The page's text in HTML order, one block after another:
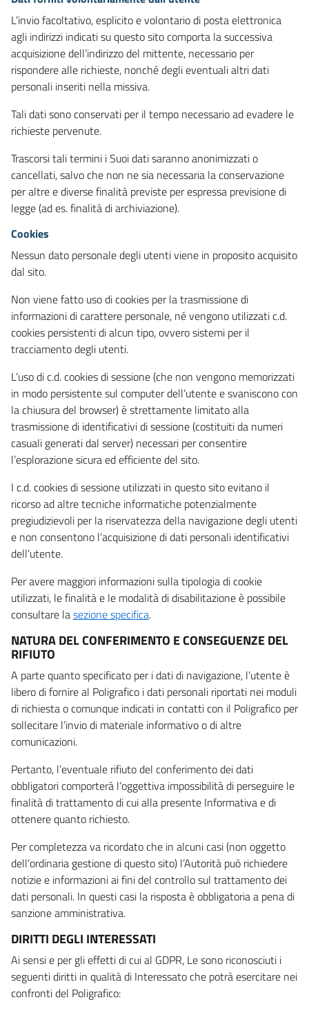
L’invio facoltativo, esplicito e volontario di posta elettronica
agli indirizzi indicati su questo sito comporta la successiva
acquisizione dell’indirizzo del mittente, necessario per
rispondere alle richieste, nonché degli eventuali altri dati
personali inseriti nella missiva.
Tali dati sono conservati per il tempo necessario ad evadere le
richieste pervenute.
Trascorsi tali termini i Suoi dati saranno anonimizzati o
cancellati, salvo che non ne sia necessaria la conservazione
per altre e diverse finalità previste per espressa previsione di
legge (ad es. finalità di archiviazione).
Cookies
Nessun dato personale degli utenti viene in proposito acquisito
dal sito.
Non viene fatto uso di cookies per la trasmissione di
informazioni di carattere personale, né vengono utilizzati c.d.
cookies persistenti di alcun tipo, ovvero sistemi per il
tracciamento degli utenti.
L’uso di c.d. cookies di sessione (che non vengono memorizzati
in modo persistente sul computer dell’utente e svaniscono con
la chiusura del browser) è strettamente limitato alla
trasmissione di identificativi di sessione (costituiti da numeri
casuali generati dal server) necessari per consentire
l’esplorazione sicura ed efficiente del sito.
I c.d. cookies di sessione utilizzati in questo sito evitano il
ricorso ad altre tecniche informatiche potenzialmente
pregiudizievoli per la riservatezza della navigazione degli utenti
e non consentono l’acquisizione di dati personali identificativi
dell’utente.
Per avere maggiori informazioni sulla tipologia di cookie
utilizzati, le finalità e le modalità di disabilitazione è possibile
consultare lasezione specifica.
NATURA DEL CONFERIMENTO E CONSEGUENZE DEL
RIFIUTO
A parte quanto specificato per i dati di navigazione, l’utente è
libero di fornire al Poligrafico i dati personali riportati nei moduli
di richiesta o comunque indicati in contatti con il Poligrafico per
sollecitare l’invio di materiale informativo o di altre
comunicazioni.
Pertanto, l’eventuale rifiuto del conferimento dei dati
obbligatori comporterà l’oggettiva impossibilità di perseguire le
finalità di trattamento di cui alla presente Informativa e di
ottenere quanto richiesto.
Per completezza va ricordato che in alcuni casi (non oggetto
dell’ordinaria gestione di questo sito) l’Autorità può richiedere
notizie e informazioni ai fini del controllo sul trattamento dei
dati personali. In questi casi la risposta è obbligatoria a pena di
sanzione amministrativa.
DIRITTI DEGLI INTERESSATI
Ai sensi e per gli effetti di cui al GDPR, Le sono riconosciuti i
seguenti diritti in qualità di Interessato che potrà esercitare nei
confronti del Poligrafico: